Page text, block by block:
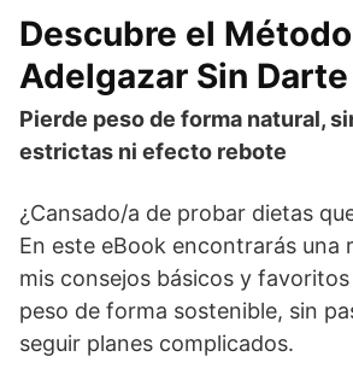
Descubre el
Adelgazar Sin
Pierde peso de forma natural,
estrictas ni efecto rebote
¿Cansado/a de probar dietas
En este eBook encontrarás una
mis consejos básicos y
peso de forma sostenible, sin
seguir planes complicados.